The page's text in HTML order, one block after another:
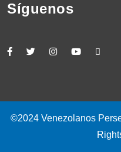
Síguenos
©2024 Venezolanos